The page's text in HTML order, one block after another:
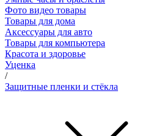
Фото видео товары
Товары для дома
Аксессуары для авто
Товары для компьютера
Красота и здоровье
Уценка
/
Защитные пленки и стёкла